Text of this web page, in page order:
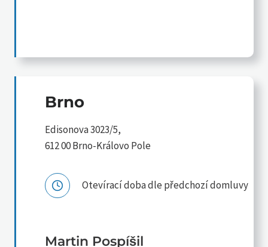
Brno
Edisonova 3023/5,
612 00 Brno-Královo Pole
Otevírací doba dle předchozí domluvy
Martin Pospíšil